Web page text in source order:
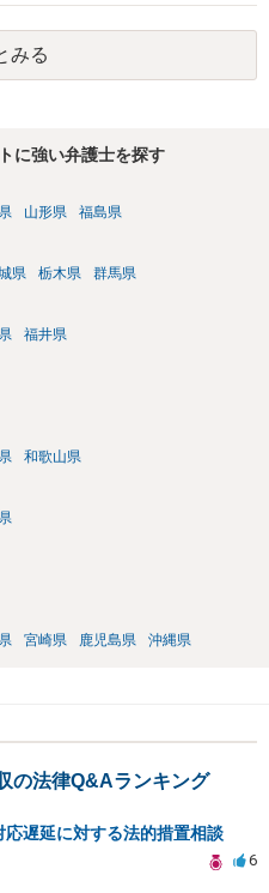
手方と一緒に行く」という合意
できません。こちらを重視すれ
緒に行く」という結果の実現に
ケットを引き渡すべきといえる
場合、交際を解消した2人が当日
う心理が働くことも無理からぬ
指定のアリーナ席であれば隣り
断は変わってくるかもしれませ
法に規定する特定興行入場券に
る場合には、チケット引渡し以
こにあるのかを追求した解決が
しい問題なので、弁護士によっ
みる
に強い弁護士を探す
山形県 福島県
県 栃木県 群馬県
福井県
和歌山県
宮崎県 鹿児島県 沖縄県
の法律Q&Aランキング
応遅延に対する法的措置相談
6